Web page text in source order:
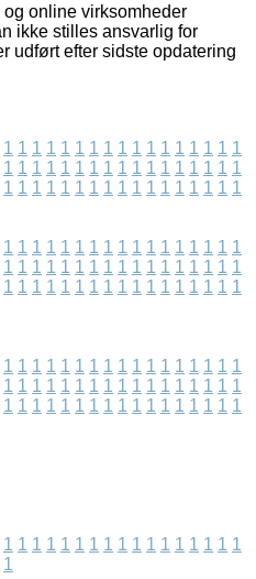
online virksomheder
ikke stilles ansvarlig for
udført efter sidste opdatering
1 1 1 1 1 1 1 1 1 1 1 1 1 1 1 1 1
1 1 1 1 1 1 1 1 1 1 1 1 1 1 1 1 1
1 1 1 1 1 1 1 1 1 1 1 1 1 1 1 1 1
1 1 1 1 1 1 1 1 1 1 1 1 1 1 1 1 1
1 1 1 1 1 1 1 1 1 1 1 1 1 1 1 1 1
1 1 1 1 1 1 1 1 1 1 1 1 1 1 1 1 1
1 1 1 1 1 1 1 1 1 1 1 1 1 1 1 1 1
1 1 1 1 1 1 1 1 1 1 1 1 1 1 1 1 1
1 1 1 1 1 1 1 1 1 1 1 1 1 1 1 1 1
1 1 1 1 1 1 1 1 1 1 1 1 1 1 1 1 1
1